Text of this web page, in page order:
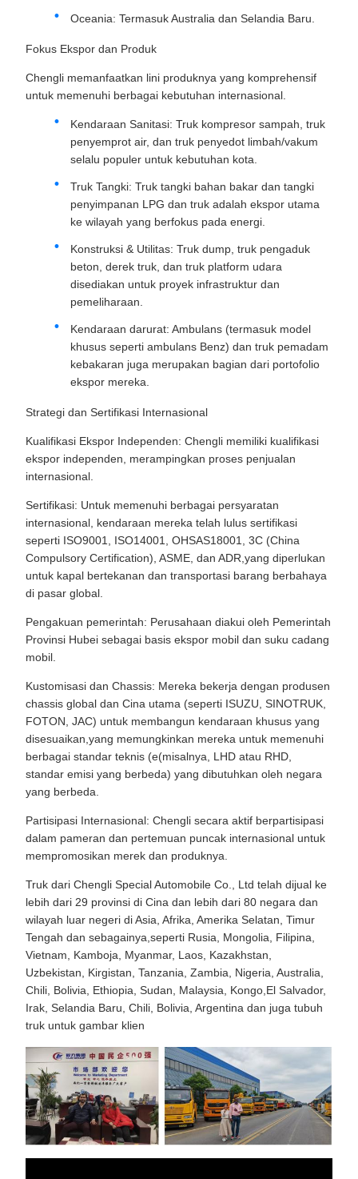
Oceania: Termasuk Australia dan Selandia Baru.
Fokus Ekspor dan Produk
Chengli memanfaatkan lini produknya yang komprehensif
untuk memenuhi berbagai kebutuhan internasional.
Kendaraan Sanitasi: Truk kompresor sampah, truk
penyemprot air, dan truk penyedot limbah/vakum
selalu populer untuk kebutuhan kota.
Truk Tangki: Truk tangki bahan bakar dan tangki
penyimpanan LPG dan truk adalah ekspor utama
ke wilayah yang berfokus pada energi.
Konstruksi & Utilitas: Truk dump, truk pengaduk
beton, derek truk, dan truk platform udara
disediakan untuk proyek infrastruktur dan
pemeliharaan.
Kendaraan darurat: Ambulans (termasuk model
khusus seperti ambulans Benz) dan truk pemadam
kebakaran juga merupakan bagian dari portofolio
ekspor mereka.
Strategi dan Sertifikasi Internasional
Kualifikasi Ekspor Independen: Chengli memiliki kualifikasi
ekspor independen, merampingkan proses penjualan
internasional.
Sertifikasi: Untuk memenuhi berbagai persyaratan
internasional, kendaraan mereka telah lulus sertifikasi
seperti ISO9001, ISO14001, OHSAS18001, 3C (China
Compulsory Certification), ASME, dan ADR,yang diperlukan
untuk kapal bertekanan dan transportasi barang berbahaya
di pasar global.
Pengakuan pemerintah: Perusahaan diakui oleh Pemerintah
Provinsi Hubei sebagai basis ekspor mobil dan suku cadang
mobil.
Kustomisasi dan Chassis: Mereka bekerja dengan produsen
chassis global dan Cina utama (seperti ISUZU, SINOTRUK,
FOTON, JAC) untuk membangun kendaraan khusus yang
disesuaikan,yang memungkinkan mereka untuk memenuhi
berbagai standar teknis (e(misalnya, LHD atau RHD,
standar emisi yang berbeda) yang dibutuhkan oleh negara
yang berbeda.
Partisipasi Internasional: Chengli secara aktif berpartisipasi
dalam pameran dan pertemuan puncak internasional untuk
mempromosikan merek dan produknya.
Truk dari Chengli Special Automobile Co., Ltd telah dijual ke
lebih dari 29 provinsi di Cina dan lebih dari 80 negara dan
wilayah luar negeri di Asia, Afrika, Amerika Selatan, Timur
Tengah dan sebagainya,seperti Rusia, Mongolia, Filipina,
Vietnam, Kamboja, Myanmar, Laos, Kazakhstan,
Uzbekistan, Kirgistan, Tanzania, Zambia, Nigeria, Australia,
Chili, Bolivia, Ethiopia, Sudan, Malaysia, Kongo,El Salvador,
Irak, Selandia Baru, Chili, Bolivia, Argentina dan juga tubuh
truk untuk gambar klien